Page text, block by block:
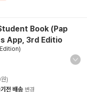
Book (Pap
App, 3rd Editio
)
전 배송 변경